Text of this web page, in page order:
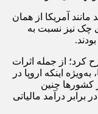
آمریکا از همان
چک نیز نسبت به
کرد؛ از جمله اثرات
اینکه اروپا در
کشورها چنین
برابر درآمد مالیاتی